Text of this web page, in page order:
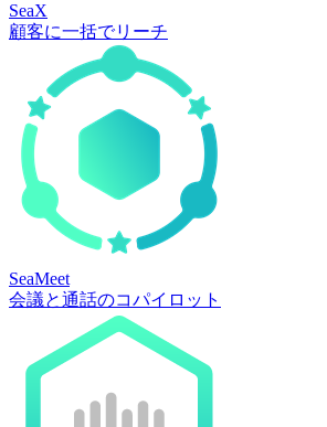
SeaX
顧客に一括でリーチ
SeaMeet
会議と通話のコパイロット